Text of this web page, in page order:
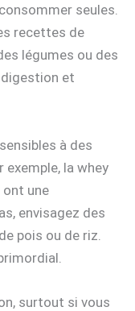
seules.
recettes de
légumes ou des
et
à des
la whey
ont une
envisagez des
pois ou de riz.
surtout si vous